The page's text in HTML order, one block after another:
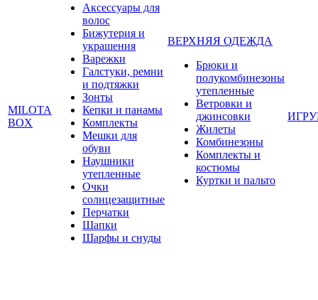
MILOTA
BOX
Аксессуары для
волос
Бижутерия и
украшения
Варежки
Галстуки, ремни
и подтяжки
Зонты
Кепки и панамы
Комплекты
Мешки для
обуви
Наушники
утепленные
Очки
солнцезащитные
Перчатки
Шапки
Шарфы и снуды
ВЕРХНЯЯ ОДЕЖДА
Брюки и
полукомбинезоны
утепленные
Ветровки и
джинсовки
Жилеты
Комбинезоны
Комплекты и
костюмы
Куртки и пальто